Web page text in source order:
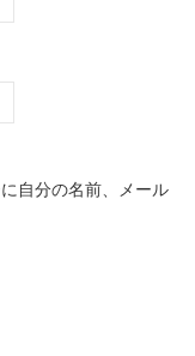
自分の名前、メール